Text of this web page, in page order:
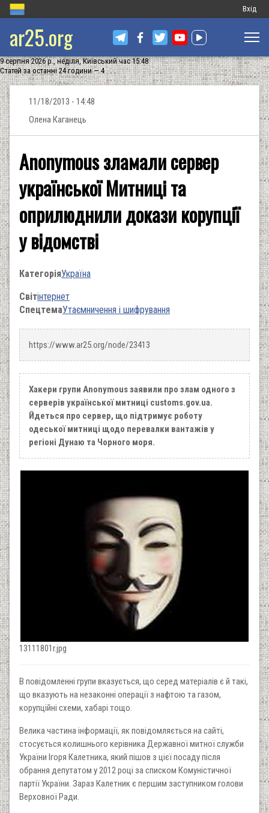
Меню
запису
Вхід
ar25.org
9 серпня 2026 р., неділя, Київський час 15:48
Статей за останні 24 години — 4
11/18/2013 - 14:48
Олена Каганець
Anonymous зламали сервер
української Митниці та
оприлюднили докази корупції
у відомстві
КатегоріяУкраїна
Світінтернет
СпецтемаУтаємничення і шифрування
https://www.ar25.org/node/23413
Хакери групи Anonymous заявили про злам одного з
серверів української митниці customs.gov.ua.
Йдеться про сервер, що підтримує роботу
одеської митниці щодо перевалки вантажів у
регіоні Дунаю та Чорного моря.
13111801r.jpg
В повідомленні групи вказується, що серед матеріалів є й такі,
що вказують на незаконні операції з нафтою та газом,
корупційні схеми, хабарі тощо.
Велика частина інформації, як повідомляється на сайті,
стосується колишнього керівника Державної митної служби
України Ігоря Калетника, який пішов з цієї посаду після
обрання депутатом у 2012 році за списком Комуністичної
партії України. Зараз Калетник є першим заступником голови
Верховної Ради.